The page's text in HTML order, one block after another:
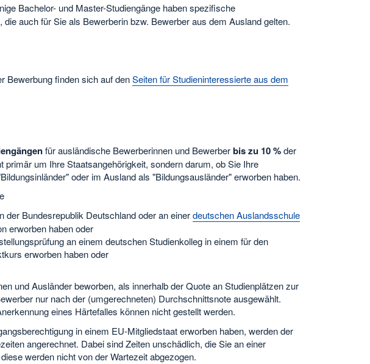
Bachelor- und Master-Studiengänge haben spezifische
die auch für Sie als Bewerberin bzw. Bewerber aus dem Ausland gelten.
Bewerbung finden sich auf denSeiten für Studieninteressierte aus dem
für ausländische Bewerberinnen und Bewerberbis zu 10 %der
um Ihre Staatsangehörigkeit, sondern darum, ob Sie Ihre
oder im Ausland als "Bildungsausländer" erworben haben.
der Bundesrepublik Deutschland oder an einerdeutschen Auslandsschule
erworben haben oder
an einem deutschen Studienkolleg in einem für den
erworben haben oder
und Ausländer beworben, als innerhalb der Quote an Studienplätzen zur
nur nach der (umgerechneten) Durchschnittsnote ausgewählt.
eines Härtefalles können nicht gestellt werden.
in einem EU-Mitgliedstaat erworben haben, werden der
angerechnet. Dabei sind Zeiten unschädlich, die Sie an einer
werden nicht von der Wartezeit abgezogen.